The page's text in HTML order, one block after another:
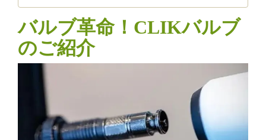
バルブ革命！CLIKバルブ
のご紹介